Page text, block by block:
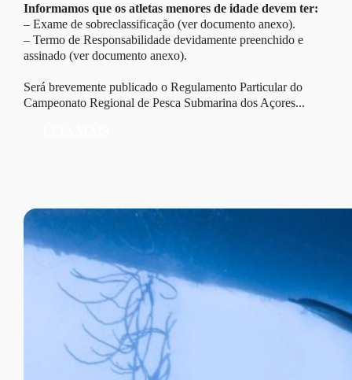
Informamos que os atletas menores de idade devem ter:
– Exame de sobreclassificação (ver documento anexo).
– Termo de Responsabilidade devidamente preenchido e
assinado (ver documento anexo).
Será brevemente publicado o Regulamento Particular do
Campeonato Regional de Pesca Submarina dos Açores...